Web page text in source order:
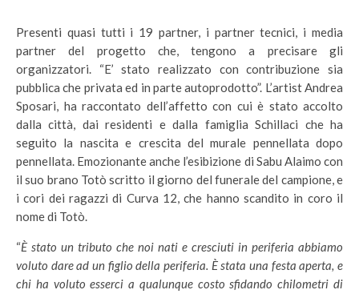
Presenti quasi tutti i 19 partner, i partner tecnici, i media
partner del progetto che, tengono a precisare gli
organizzatori. “E’ stato realizzato con contribuzione sia
pubblica che privata ed in parte autoprodotto”. L’artist Andrea
Sposari, ha raccontato dell’affetto con cui è stato accolto
dalla città, dai residenti e dalla famiglia Schillaci che ha
seguito la nascita e crescita del murale pennellata dopo
pennellata. Emozionante anche l’esibizione di Sabu Alaimo con
il suo brano Totò scritto il giorno del funerale del campione, e
i cori dei ragazzi di Curva 12, che hanno scandito in coro il
nome di Totò.
“È stato un tributo che noi nati e cresciuti in periferia abbiamo
voluto dare ad un figlio della periferia. È stata una festa aperta, e
chi ha voluto esserci a qualunque costo sfidando chilometri di